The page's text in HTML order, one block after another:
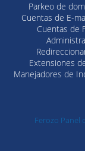
Parkeo de
Cuentas de E-
Cuentas de
Extensiones
Manejadores de
Ferozo Panel